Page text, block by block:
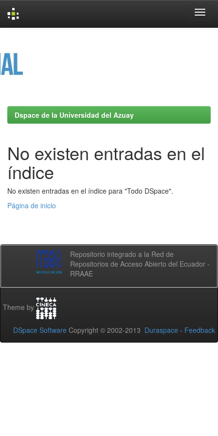
Dspace de la Universidad del Azuay
No existen entradas en el
índice
No existen entradas en el índice para "Todo DSpace".
Página de inicio
Repositorio integrado a la Red de
Repositorios de Acceso Abierto del Ecuador -
RRAAE
Theme by
DSpace Software Copyright © 2002-2013 Duraspace - Feedback